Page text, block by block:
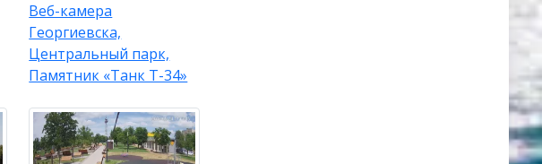
Веб-камера
Георгиевска,
Центральный парк,
Памятник «Танк Т-34»